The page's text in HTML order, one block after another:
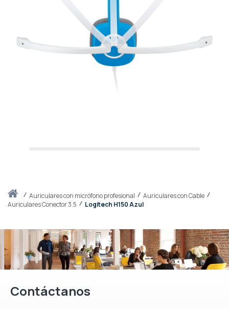
Inicioauriculares con micrófono profesional
Auriculares con Cable
Auriculares Conector 3.5
Logitech H150 Azul
Contáctanos